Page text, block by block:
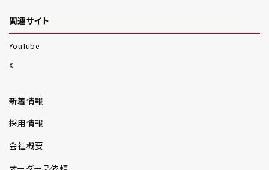
関連サイト
YouTube
X
新着情報
採用情報
会社概要